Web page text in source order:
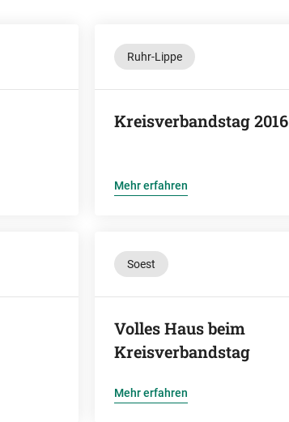
Ruhr-Lippe
Kreisverbandstag 2016
Mehr erfahren
Soest
Volles Haus beim
Kreisverbandstag
Mehr erfahren